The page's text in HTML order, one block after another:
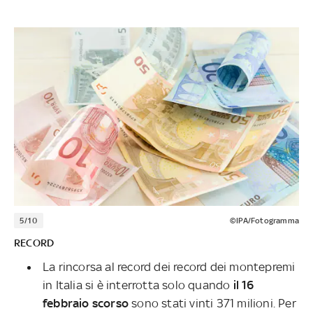
5/10 ©IPA/Fotogramma
RECORD
La rincorsa al record dei record dei montepremi
in Italia si è interrotta solo quando il 16
febbraio scorsosono stati vinti 371 milioni. Per